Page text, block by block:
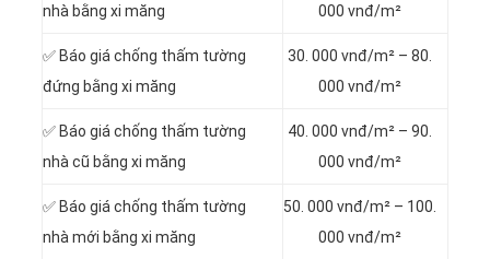
nhà bằng xi măng
000 vnđ/m²
✅ Báo giá chống thấm tường
đứng bằng xi măng
30. 000 vnđ/m² – 80.
000 vnđ/m²
✅ Báo giá chống thấm tường
nhà cũ bằng xi măng
40. 000 vnđ/m² – 90.
000 vnđ/m²
✅ Báo giá chống thấm tường
nhà mới bằng xi măng
50. 000 vnđ/m² – 100.
000 vnđ/m²